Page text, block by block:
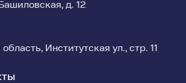
д. 12
Институтская ул., стр. 11